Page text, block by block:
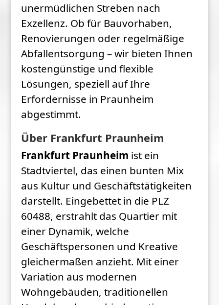
unermüdlichen Streben nach
Exzellenz. Ob für Bauvorhaben,
Renovierungen oder regelmäßige
Abfallentsorgung – wir bieten Ihnen
kostengünstige und flexible
Lösungen, speziell auf Ihre
Erfordernisse in Praunheim
abgestimmt.
Über Frankfurt Praunheim
Frankfurt Praunheim ist ein
Stadtviertel, das einen bunten Mix
aus Kultur und Geschäftstätigkeiten
darstellt. Eingebettet in die PLZ
60488, erstrahlt das Quartier mit
einer Dynamik, welche
Geschäftspersonen und Kreative
gleichermaßen anzieht. Mit einer
Variation aus modernen
Wohngebäuden, traditionellen